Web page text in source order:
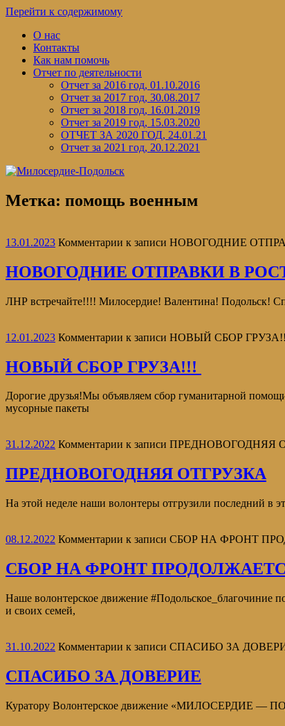
Перейти к содержимому
О нас
Контакты
Как нам помочь
Отчет по деятельности
Отчет за 2016 год, 01.10.2016
Отчет за 2017 год, 30.08.2017
Отчет за 2018 год, 16.01.2019
Отчет за 2019 год, 15.03.2020
ОТЧЕТ ЗА 2020 ГОД, 24.01.21
Отчет за 2021 год, 20.12.2021
Метка: помощь военным
13.01.2023 Комментарии к записи НОВОГОДНИЕ
НОВОГОДНИЕ ОТПРАВКИ В
ЛНР встречайте!!!! Милосердие! Валентина! Подольск!
12.01.2023 Комментарии к записи НОВЫЙ СБОР
НОВЫЙ СБОР ГРУЗА!!!
Дорогие друзья!Мы объявляем сбор гуманитарной
мусорные пакеты
31.12.2022 Комментарии к записи ПРЕДНОВОГОДНЯЯ
ПРЕДНОВОГОДНЯЯ ОТГРУЗКА
На этой неделе наши волонтеры отгрузили последний в
08.12.2022 Комментарии к записи СБОР НА ФРОНТ
СБОР НА ФРОНТ
Наше волонтерское движение #Подольское_благочиние
и своих семей,
31.10.2022 Комментарии к записи СПАСИБО ЗА
СПАСИБО ЗА ДОВЕРИЕ
Куратору Волонтерское движение «МИЛОСЕРДИЕ —